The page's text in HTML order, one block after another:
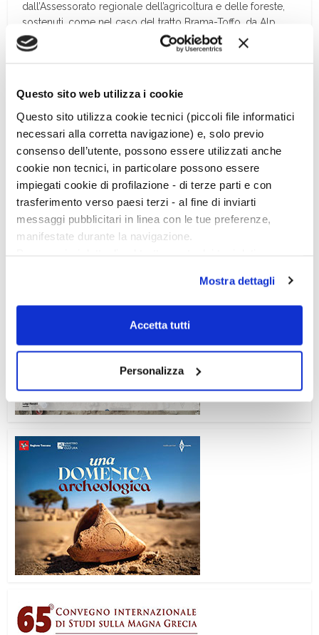
Questo sito web utilizza i cookie
Questo sito utilizza cookie tecnici (piccoli file informatici
necessari alla corretta navigazione) e, solo previo
consenso dell’utente, possono essere utilizzati anche
cookie non tecnici, in particolare possono essere
impiegati cookie di profilazione - di terze parti e con
trasferimento verso paesi terzi - al fine di inviarti
messaggi pubblicitari in linea con le tue preferenze,
manifestate durante la navigazione.
scelte privacy sui cookie, ti invitiamo a prendere visione
dell’informativa cookie.
Chiudendo il banner tramite la “X” prosegui la
dei soli cookie tecnici. Selezionando “Accetta tutti” presti
il tuo consenso alla profilazione che potrai revocare in
ogni momentoRevoca
Mostra dettagli
Accetta tutti
Personalizza
dall’Assessorato regionale dell’agricoltura e delle foreste,
sostenuti, come nel caso del tratto Brama-Toffo, da Alp
Action ed Ebel – rappresenta la testimonianza idealmente
più significativa. […]